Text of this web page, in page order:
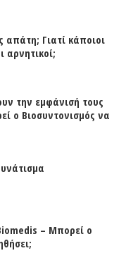
απάτη; Γιατί κάποιοι
αρνητικοί;
την εμφάνισή τους
ο Βιοσυντονισμός να
– Μπορεί ο